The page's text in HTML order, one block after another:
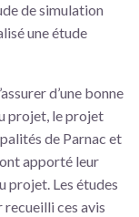
de simulation
une étude
d’une bonne
projet, le projet
de Parnac et
apporté leur
projet. Les études
ces avis